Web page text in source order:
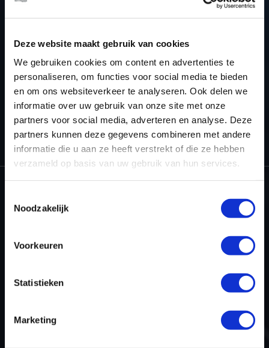
Deze website maakt gebruik van cookies
We gebruiken cookies om content en advertenties te
personaliseren, om functies voor social media te bieden
en om ons websiteverkeer te analyseren. Ook delen we
informatie over uw gebruik van onze site met onze
partners voor social media, adverteren en analyse. Deze
partners kunnen deze gegevens combineren met andere
informatie die u aan ze heeft verstrekt of die ze hebben
verzameld op basis van uw gebruik van hun services.
Noodzakelijk
Voorkeuren
Statistieken
Marketing
TERUG NAAR HET OVERZICHT
HOME WINOLS RESELLER
WINOLS – CHECKSUM POINTS AND
UPGRADES
OLS826 - TRUCK DIV